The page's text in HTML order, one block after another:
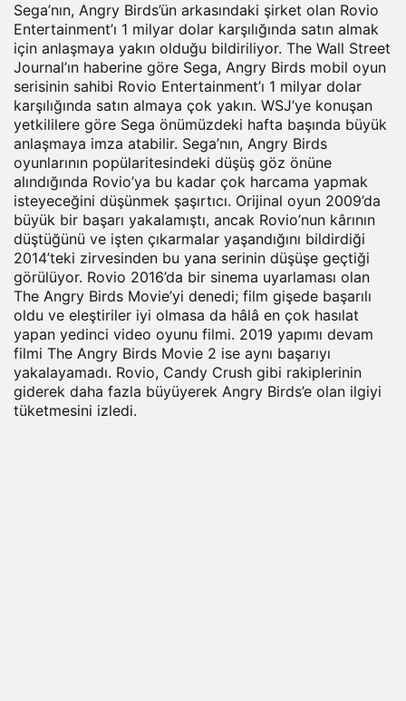
Sega’nın, Angry Birds’ün arkasındaki şirket olan Rovio
Entertainment’ı 1 milyar dolar karşılığında satın almak
için anlaşmaya yakın olduğu bildiriliyor. The Wall Street
Journal’ın haberine göre Sega, Angry Birds mobil oyun
serisinin sahibi Rovio Entertainment’ı 1 milyar dolar
karşılığında satın almaya çok yakın. WSJ’ye konuşan
yetkililere göre Sega önümüzdeki hafta başında büyük
anlaşmaya imza atabilir. Sega’nın, Angry Birds
oyunlarının popülaritesindeki düşüş göz önüne
alındığında Rovio’ya bu kadar çok harcama yapmak
isteyeceğini düşünmek şaşırtıcı. Orijinal oyun 2009’da
büyük bir başarı yakalamıştı, ancak Rovio’nun kârının
düştüğünü ve işten çıkarmalar yaşandığını bildirdiği
2014’teki zirvesinden bu yana serinin düşüşe geçtiği
görülüyor. Rovio 2016’da bir sinema uyarlaması olan
The Angry Birds Movie’yi denedi; film gişede başarılı
oldu ve eleştiriler iyi olmasa da hâlâ en çok hasılat
yapan yedinci video oyunu filmi. 2019 yapımı devam
filmi The Angry Birds Movie 2 ise aynı başarıyı
yakalayamadı. Rovio, Candy Crush gibi rakiplerinin
giderek daha fazla büyüyerek Angry Birds’e olan ilgiyi
tüketmesini izledi.